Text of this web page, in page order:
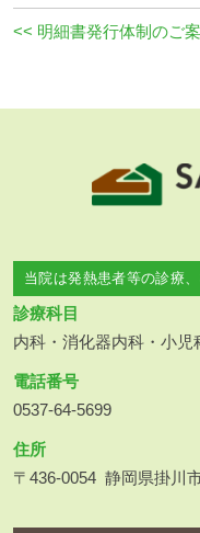
<< 明細書発行体制のご
当院は発熱患者等の診療
診療科目
内科・消化器内科・小児
電話番号
0537-64-5699
住所
〒436-0054 静岡県掛川